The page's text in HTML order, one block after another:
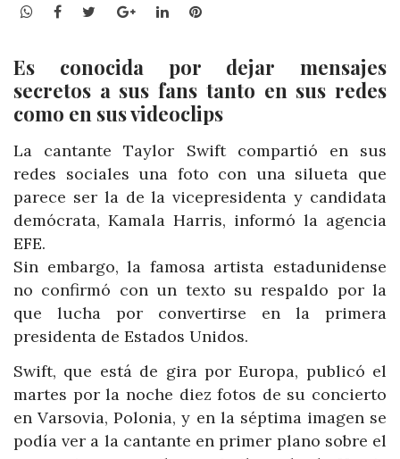
WhatsApp
Facebook
TwitterGoogle+LinkedInPinterest
Es conocida por dejar mensajes
secretos a sus fans tanto en sus redes
como en sus videoclips
La cantante Taylor Swift compartió en sus
redes sociales una foto con una silueta que
parece ser la de la vicepresidenta y candidata
demócrata, Kamala Harris, informó la agencia
EFE.
Sin embargo, la famosa artista estadunidense
no confirmó con un texto su respaldo por la
que lucha por convertirse en la primera
presidenta de Estados Unidos.
Swift, que está de gira por Europa, publicó el
martes por la noche diez fotos de su concierto
en Varsovia, Polonia, y en la séptima imagen se
podía ver a la cantante en primer plano sobre el